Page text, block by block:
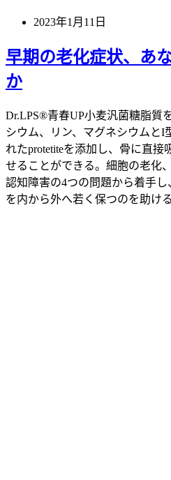
2023年1月11日
早期の老化症状、あ
か
Dr.LPS®青春UP小麦汎菌糖脂質
シウム、リン、マグネシウムとI
れたprotetiteを添加し、骨に直接
せることができる。細胞の老化
認知障害の4つの問題から着手
を内から外へ若く保つのを助ける